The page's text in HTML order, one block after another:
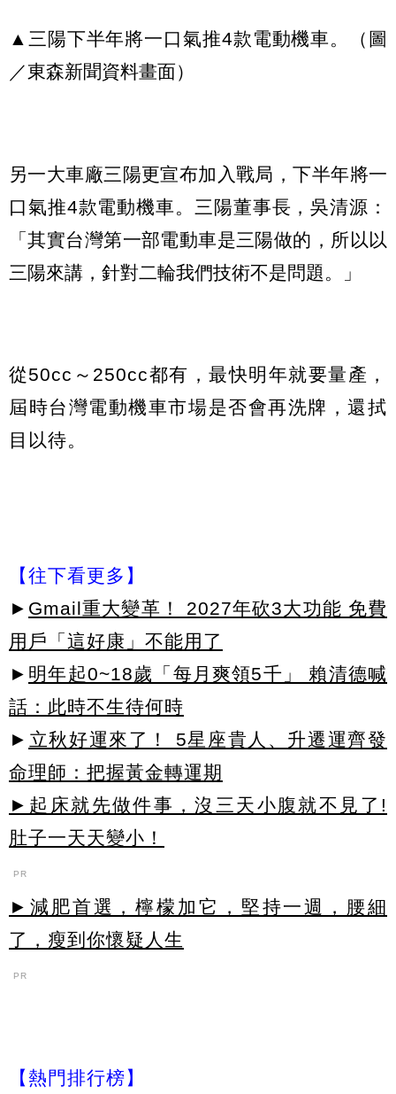
▲三陽下半年將一口氣推4款電動機車。（圖
／東森新聞資料畫面）
另一大車廠三陽更宣布加入戰局，下半年將一
口氣推4款電動機車。三陽董事長，吳清源：
「其實台灣第一部電動車是三陽做的，所以以
三陽來講，針對二輪我們技術不是問題。」
從50cc～250cc都有，最快明年就要量產，
屆時台灣電動機車市場是否會再洗牌，還拭
目以待。
【往下看更多】
► Gmail重大變革！ 2027年砍3大功能 免費
用戶「這好康」不能用了
► 明年起0~18歲「每月爽領5千」 賴清德喊
話：此時不生待何時
► 立秋好運來了！ 5星座貴人、升遷運齊發
命理師：把握黃金轉運期
►起床就先做件事，沒三天小腹就不見了!
肚子一天天變小！
PR
►減肥首選，檸檬加它，堅持一週，腰細
了，瘦到你懷疑人生
PR
【熱門排行榜】